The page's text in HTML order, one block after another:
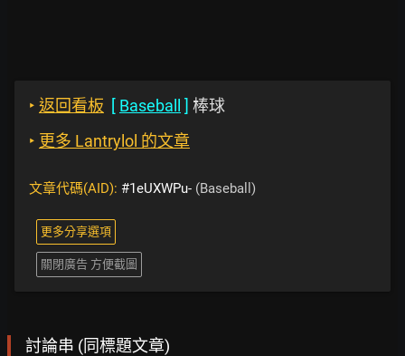
‣ 返回看板 [ Baseball ] 棒球
‣ 更多 Lantrylol 的文章
文章代碼(AID): #1eUXWPu- (Baseball)
更多分享選項
關閉廣告 方便截圖
討論串 (同標題文章)